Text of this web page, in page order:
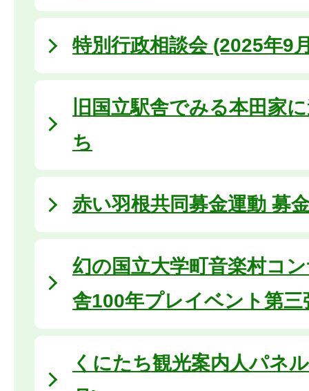
特別行政相談会 (2025年9
旧国立駅舎でみる本田家
ち
赤い羽根共同募金運動 募
幻の国立大学町音楽村コ
舎100年プレイベント第三
くにたち観光案内人パネ